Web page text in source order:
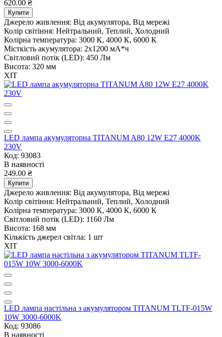
620.00 ₴
Купити
Джерело живлення: Від акумулятора, Від мережі
Колір світіння: Нейтральний, Теплий, Холодний
Колірна температура: 3000 К, 4000 К, 6000 К
Місткість акумулятора: 2х1200 мА*ч
Світловий потік (LED): 450 Лм
Висота: 320 мм
ХІТ
LED лампа акумуляторна TITANUM A80 12W E27 4000K
230V
Код: 93083
В наявності
249.00 ₴
Купити
Джерело живлення: Від акумулятора, Від мережі
Колір світіння: Нейтральний, Теплий, Холодний
Колірна температура: 3000 К, 4000 К, 6000 К
Світловий потік (LED): 1160 Лм
Висота: 168 мм
Кількість джерел світла: 1 шт
ХІТ
LED лампа настiльна з акумулятором TITANUM TLTF-015W
10W 3000-6000K
Код: 93086
В наявності